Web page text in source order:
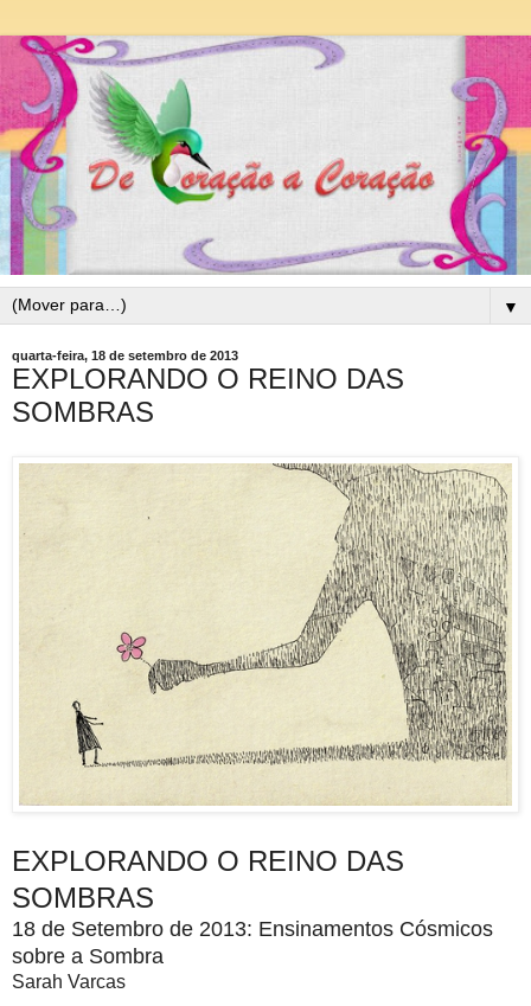
▼
quarta-feira, 18 de setembro de 2013
EXPLORANDO O REINO DAS
SOMBRAS
EXPLORANDO O REINO DAS
SOMBRAS
18 de Setembro de 2013: Ensinamentos Cósmicos
sobre a Sombra
Sarah Varcas